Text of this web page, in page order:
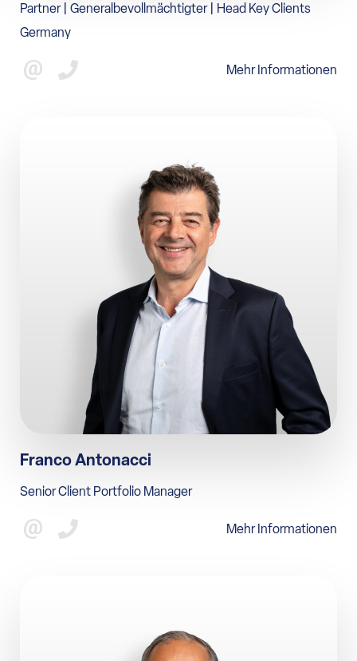
Partner | Generalbevollmächtigter | Head Key Clients
Germany
Mehr Informationen
Franco Antonacci
Senior Client Portfolio Manager
Mehr Informationen